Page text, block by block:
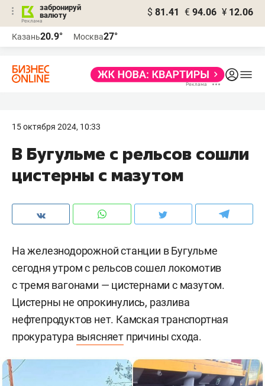
забронируй
валюту
$ 81.41 € 94.06 ¥ 12.06
Казань20.9° Москва27°
15 октября 2024, 10:33
В Бугульме с рельсов сошли
цистерны с мазутом
На железнодорожной станции в Бугульме
сегодня утром с рельсов сошел локомотив
с тремя вагонами — цистернами с мазутом.
Цистерны не опрокинулись, разлива
нефтепродуктов нет. Камская транспортная
прокуратура выясняет причины схода.